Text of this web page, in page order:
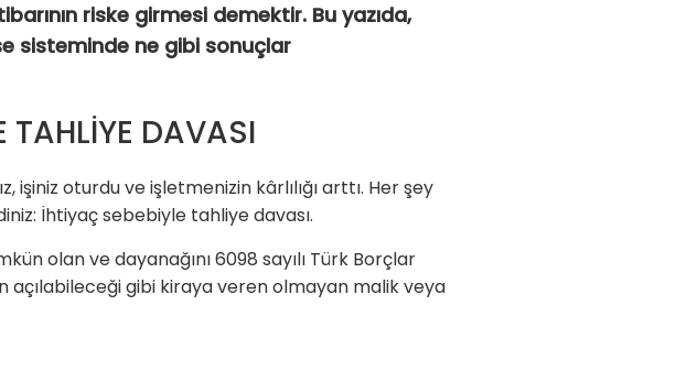
riske girmesi demektir. Bu yazıda,
sisteminde ne gibi sonuçlar
TAHLİYE DAVASI
işiniz oturdu ve işletmenizin kârlılığı arttı. Her şey
İhtiyaç sebebiyle tahliye davası.
olan ve dayanağını 6098 sayılı Türk Borçlar
açılabileceği gibi kiraya veren olmayan malik veya